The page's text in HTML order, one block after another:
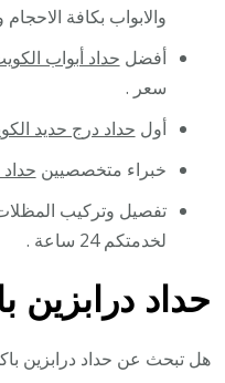
والابواب بكافة
أفضل حداد أبواب
سعر .
أول حداد درج حديد
خبراء متخصصيين
تفصيل وتركيب
لخدمتكم 24 ساعة .
حداد درابزين
هل تبحث عن حداد درابزين